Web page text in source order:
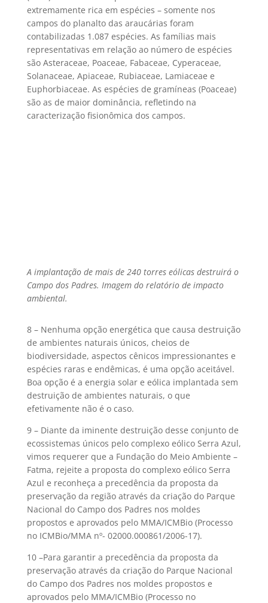
extremamente rica em espécies – somente nos
campos do planalto das araucárias foram
contabilizadas 1.087 espécies. As famílias mais
representativas em relação ao número de espécies
são Asteraceae, Poaceae, Fabaceae, Cyperaceae,
Solanaceae, Apiaceae, Rubiaceae, Lamiaceae e
Euphorbiaceae. As espécies de gramíneas (Poaceae)
são as de maior dominância, refletindo na
caracterização fisionômica dos campos.
A implantação de mais de 240 torres eólicas destruirá o
Campo dos Padres. Imagem do relatório de impacto
ambiental.
8 – Nenhuma opção energética que causa destruição
de ambientes naturais únicos, cheios de
biodiversidade, aspectos cênicos impressionantes e
espécies raras e endêmicas, é uma opção aceitável.
Boa opção é a energia solar e eólica implantada sem
destruição de ambientes naturais, o que
efetivamente não é o caso.
9 – Diante da iminente destruição desse conjunto de
ecossistemas únicos pelo complexo eólico Serra Azul,
vimos requerer que a Fundação do Meio Ambiente –
Fatma, rejeite a proposta do complexo eólico Serra
Azul e reconheça a precedência da proposta da
preservação da região através da criação do Parque
Nacional do Campo dos Padres nos moldes
propostos e aprovados pelo MMA/ICMBio (Processo
no ICMBio/MMA nº- 02000.000861/2006-17).
10 –Para garantir a precedência da proposta da
preservação através da criação do Parque Nacional
do Campo dos Padres nos moldes propostos e
aprovados pelo MMA/ICMBio (Processo no